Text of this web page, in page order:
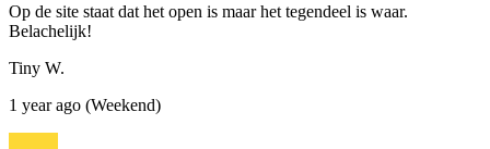
Op de site staat dat het open is maar het tegendeel is waar.
Belachelijk!
Tiny W.
1 year ago (Weekend)